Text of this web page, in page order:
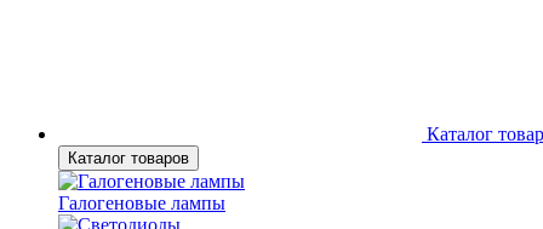
Каталог
Каталог товаров
Галогеновые лампы